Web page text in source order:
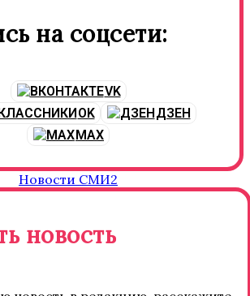
на соцсети:
VK
OK
ДЗЕН
MAX
Новости СМИ2
новость